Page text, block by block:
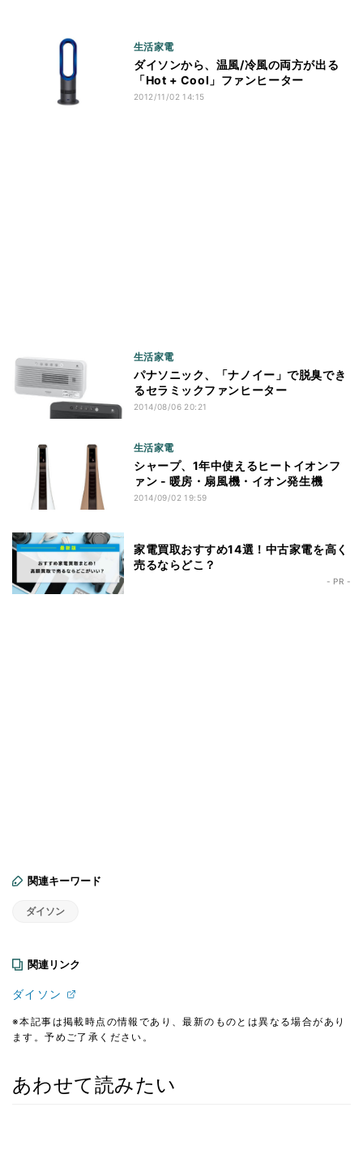
生活家電
ダイソンから、温風/冷風の両方が出る
「Hot + Cool」ファンヒーター
2012/11/02 14:15
生活家電
パナソニック、「ナノイー」で脱臭でき
るセラミックファンヒーター
2014/08/06 20:21
生活家電
シャープ、1年中使えるヒートイオンフ
ァン - 暖房・扇風機・イオン発生機
2014/09/02 19:59
家電買取おすすめ14選！中古家電を高く
売るならどこ？
- PR -
関連キーワード
ダイソン
関連リンク
ダイソン
※本記事は掲載時点の情報であり、最新のものとは異なる場合があり
ます。予めご了承ください。
あわせて読みたい